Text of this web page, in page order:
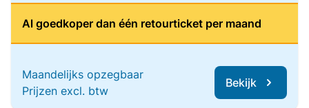
Al goedkoper dan één retourticket per maand
Maandelijks opzegbaar
Prijzen excl. btw
Bekijk